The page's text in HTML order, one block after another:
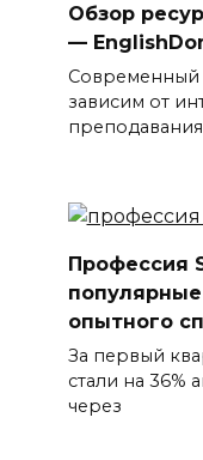
Обзор
—
Современный
зависим от
преподавания
Профессия
опытного
За первый
стали на 36%
через